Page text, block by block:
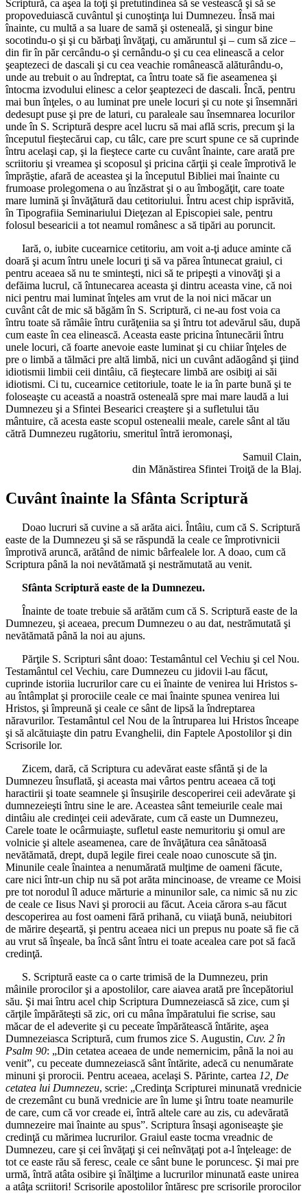
Scriptură, ca aşea la toţi şi pretutindinea să se vestească şi să se
propoveduiască cuvântul şi cunoştinţa lui Dumnezeu. Însă mai
înainte, cu multă a sa luare de samă şi osteneală, şi singur bine
socotindu-o şi şi cu bărbaţi învăţaţi, cu amăruntul şi – cum să zice –
din fir în păr cercându-o şi cernându-o şi cu cea elinească a celor
şeaptezeci de dascali şi cu cea veachie românească alăturându-o,
unde au trebuit o au îndreptat, ca întru toate să fie aseamenea şi
întocma izvodului elinesc a celor şeaptezeci de dascali. Încă, pentru
mai bun înţeles, o au luminat pre unele locuri şi cu note şi însemnări
dedesupt puse şi pre de laturi, cu paraleale sau însemnarea locurilor
unde în S. Scriptură despre acel lucru să mai află scris, precum şi la
începutul fieştecărui cap, cu tâlc, care pre scurt spune ce să cuprinde
întru acelaşi cap, şi la fieştece carte cu cuvânt înainte, care arată pre
scriitoriu şi vreamea şi scoposul şi pricina cărţii şi ceale împrotivă le
împrăştie, afară de aceastea şi la începutul Bibliei mai înainte cu
frumoase prolegomena o au înzăstrat şi o au îmbogăţit, care toate
mare lumină şi învăţătură dau cetitoriului. Întru acest chip isprăvită,
în Tipografiia Seminariului Dieţezan al Episcopiei sale, pentru
folosul besearicii a tot neamul românesc a să tipări au poruncit.
Iară, o, iubite cucearnice cetitoriu, am voit a-ţi aduce aminte că
doară şi acum întru unele locuri ţi să va părea întunecat graiul, ci
pentru aceaea să nu te sminteşti, nici să te pripeşti a vinovăţi şi a
defăima lucrul, că întunecarea aceasta şi dintru aceasta vine, că noi
nici pentru mai luminat înţeles am vrut de la noi nici măcar un
cuvânt cât de mic să băgăm în S. Scriptură, ci ne-au fost voia ca
întru toate să rămâie întru curăţeniia sa şi întru tot adevărul său, după
cum easte în cea elinească. Aceasta easte pricina întunecării întru
unele locuri, că foarte anevoie easte luminat şi cu chiiar înţeles de
pre o limbă a tălmăci pre altă limbă, nici un cuvânt adăogând şi ţiind
idiotismii limbii ceii dintâiu, că fieştecare limbă are osibiţi ai săi
idiotismi. Ci tu, cucearnice cetitoriule, toate le ia în parte bună şi te
foloseaşte cu această a noastră osteneală spre mai mare laudă a lui
Dumnezeu şi a Sfintei Besearici creaştere şi a sufletului tău
mântuire, că acesta easte scopul ostenealii meale, carele sânt al tău
cătră Dumnezeu rugătoriu, smeritul întră ieromonaşi,
Samuil Clain,
din Mănăstirea Sfintei Troiţă de la Blaj.
Cuvânt înainte la Sfânta Scriptură
Doao lucruri să cuvine a să arăta aici. Întâiu, cum că S. Scriptură
easte de la Dumnezeu şi să se răspundă la ceale ce împrotivnicii
împrotivă aruncă, arătând de nimic bârfealele lor. A doao, cum că
Scriptura până la noi nevătămată şi nestrămutată au venit.
Sfânta Scriptură easte de la Dumnezeu.
Înainte de toate trebuie să arătăm cum că S. Scriptură easte de la
Dumnezeu, şi aceaea, precum Dumnezeu o au dat, nestrămutată şi
nevătămată până la noi au ajuns.
Părţile S. Scripturi sânt doao: Testamântul cel Vechiu şi cel Nou.
Testamântul cel Vechiu, care Dumnezeu cu jidovii l-au făcut,
cuprinde istoriia lucrurilor care cu ei înainte de venirea lui Hristos s-
au întâmplat şi prorociile ceale ce mai înainte spunea venirea lui
Hristos, şi împreună şi ceale ce sânt de lipsă la îndreptarea
năravurilor. Testamântul cel Nou de la întruparea lui Hristos înceape
şi să alcătuiaşte din patru Evanghelii, din Faptele Apostolilor şi din
Scrisorile lor.
Zicem, dară, că Scriptura cu adevărat easte sfântă şi de la
Dumnezeu însuflată, şi aceasta mai vârtos pentru aceaea că toţi
haractirii şi toate seamnele şi însuşirile descoperirei ceii adevărate şi
dumnezeieşti întru sine le are. Aceastea sânt temeiurile ceale mai
dintâiu ale credinţei ceii adevărate, cum că easte un Dumnezeu,
Carele toate le ocârmuiaşte, sufletul easte nemuritoriu şi omul are
volnicie şi altele aseamenea, care de învăţătura cea sânătoasă
nevătămată, drept, după legile firei ceale noao cunoscute să ţin.
Minunile ceale înaintea a nenumărată mulţime de oameni făcute,
care nici într-un chip nu să pot arăta mincinoase, de vreame ce Moisi
pre tot norodul îl aduce mărturie a minunilor sale, ca nimic să nu zic
de ceale ce Iisus Navi şi prorocii au făcut. Aceia cărora s-au făcut
descoperirea au fost oameni fără prihană, cu viiaţă bună, neiubitori
de mărire deşeartă, şi pentru aceaea nici un prepus nu poate să fie că
au vrut să înşeale, ba încă sânt întru ei toate acealea care pot să facă
credinţă.
S. Scriptură easte ca o carte trimisă de la Dumnezeu, prin
mâinile prorocilor şi a apostolilor, care aiavea arată pre începătoriul
său. Şi mai întru acel chip Scriptura Dumnezeiască să zice, cum şi
cărţile împărăteşti să zic, ori cu mâna împăratului fie scrise, sau
măcar de el adeverite şi cu peceate împărătească întărite, aşea
Dumnezeiasca Scriptură, cum frumos zice S. Augustin, Cuv. 2 în
Psalm 90: „Din cetatea aceaea de unde nemernicim, până la noi au
venit”, cu peceate dumnezeiască sânt întărite, adecă cu nenumărate
minuni şi prorocii. Pentru aceaea, acelaşi S. Părinte, cartea 12, De
cetatea lui Dumnezeu, scrie: „Credinţa Scripturei minunată vrednicie
de crezemânt cu bună vrednicie are în lume şi întru toate neamurile
de care, cum că vor creade ei, întră altele care au zis, cu adevărată
dumnezeire mai înainte au spus”. Scriptura însaşi agoniseaşte şie
credinţă cu mărimea lucrurilor. Graiul easte tocma vreadnic de
Dumnezeu, care şi cei învăţaţi şi cei neînvăţaţi pot a-l înţeleage: de
tot ce easte rău să feresc, ceale ce sânt bune le poruncesc. Şi mai pre
urmă, întră atâta osibire şi înălţime a lucrurilor minunată easte unirea
a atâţa scriitori! Scrisorile apostolilor întăresc pre scrisorile prorocilor